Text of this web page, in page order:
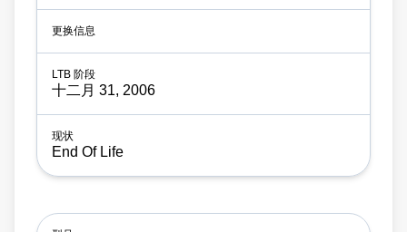
十二月 31, 2006
End Of Life